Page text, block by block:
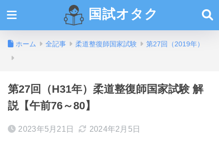
国試オタク
ホーム 全記事 柔道整復師国家試験 第27回（2019年）
第27回（H31年）柔道整復師国家試験 解
説【午前76～80】
2023年5月21日 2024年2月5日